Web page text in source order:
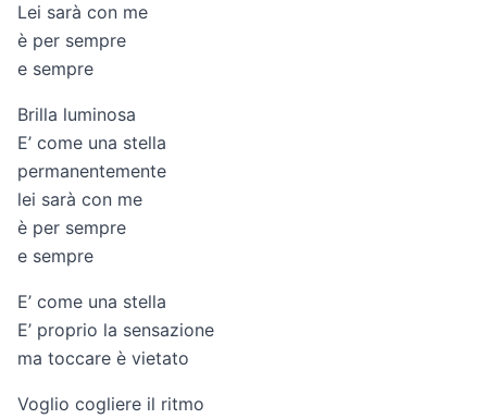
Lei sarà con me
è per sempre
e sempre
Brilla luminosa
E’ come una stella
permanentemente
lei sarà con me
è per sempre
e sempre
E’ come una stella
E’ proprio la sensazione
ma toccare è vietato
Voglio cogliere il ritmo